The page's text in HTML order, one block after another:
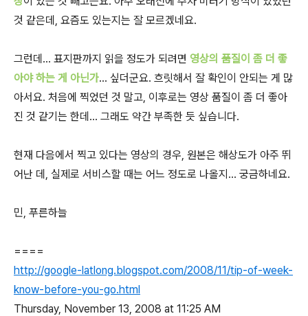
것 같은데, 요즘도 있는지는 잘 모르겠네요.
그런데... 표지판까지 읽을 정도가 되려면 영상의 품질이 좀 더 좋
아야 하는 게 아닌가... 싶더군요. 흐릿해서 잘 확인이 안되는 게 많
아서요. 처음에 찍었던 것 말고, 이후로는 영상 품질이 좀 더 좋아
진 것 같기는 한데... 그래도 약간 부족한 듯 싶습니다.
현재 다음에서 찍고 있다는 영상의 경우, 원본은 해상도가 아주 뛰
어난 데, 실제로 서비스할 때는 어느 정도로 나올지... 궁금하네요.
민, 푸른하늘
====
http://google-latlong.blogspot.com/2008/11/tip-of-week-
know-before-you-go.html
Thursday, November 13, 2008 at 11:25 AM